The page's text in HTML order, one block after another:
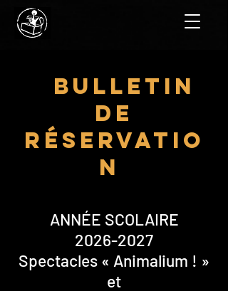
bulletin
de
réservatio
n
ANNÉE SCOLAIRE
2026-2027
Spectacles « Animalium ! »
et